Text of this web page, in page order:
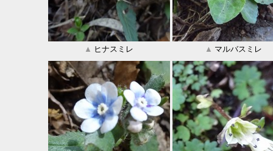
▲ ヒナスミレ ▲ マルバスミレ